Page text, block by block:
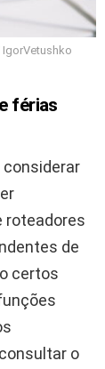
férias
considerar
roteadores
de
certos
o